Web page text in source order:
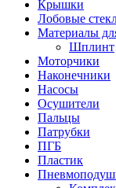
Крышки
Лобовые
Материалы
Шплинт
Моторчики
Наконечники
Насосы
Осушители
Пальцы
Патрубки
ПГБ
Пластик